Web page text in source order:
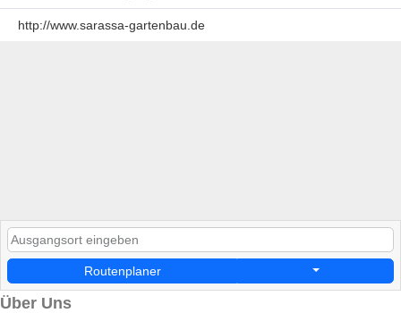
http://www.sarassa-gartenbau.de
Routenplaner
Über Uns